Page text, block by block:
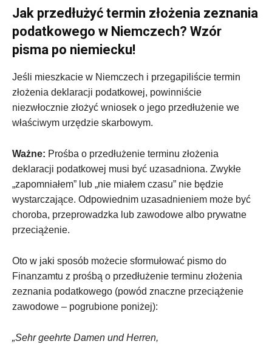
Jak przedłużyć termin złożenia zeznania
podatkowego w Niemczech? Wzór
pisma po niemiecku!
Jeśli mieszkacie w Niemczech i przegapiliście termin
złożenia deklaracji podatkowej, powinniście
niezwłocznie złożyć wniosek o jego przedłużenie we
właściwym urzędzie skarbowym.
Ważne: Prośba o przedłużenie terminu złożenia
deklaracji podatkowej musi być uzasadniona. Zwykłe
„zapomniałem” lub „nie miałem czasu” nie będzie
wystarczające. Odpowiednim uzasadnieniem może być
choroba, przeprowadzka lub zawodowe albo prywatne
przeciążenie.
Oto w jaki sposób możecie sformułować pismo do
Finanzamtu z prośbą o przedłużenie terminu złożenia
zeznania podatkowego (powód znaczne przeciążenie
zawodowe – pogrubione poniżej):
„Sehr geehrte Damen und Herren,